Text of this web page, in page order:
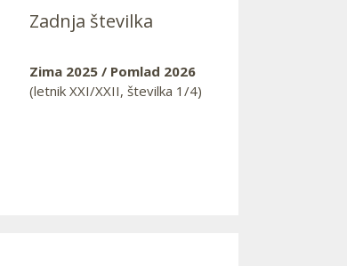
Zadnja številka
Zima 2025 / Pomlad 2026
(letnik XXI/XXII, številka 1/4)